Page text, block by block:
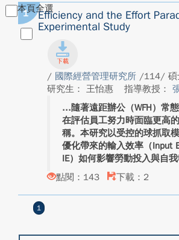
本頁全選
1
Efficiency and the Effort
Experimental Study
/ 國際經營管理研究所 /114/ 碩
研究生： 王怡惠
指導教授：
隨著遠距辦公（WFH）常
在評估員工努力時面臨更高
稱。本研究以受控的球抓取
優化帶來的輸入效率（Input
IE）如何影響勞動投入與自
點閱：143
下載：2
1